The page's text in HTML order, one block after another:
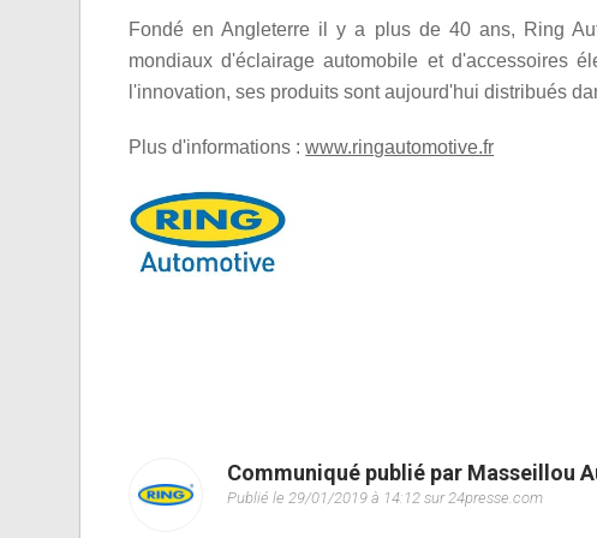
Fondé en Angleterre il y a plus de 40 ans, Ring
mondiaux d'éclairage automobile et d'accessoires
l'innovation, ses produits sont aujourd'hui distribués
Plus d'informations :www.ringautomotive.fr
Communiqué publié par Masseillou
Publié le 29/01/2019 à 14:12 sur 24presse.com